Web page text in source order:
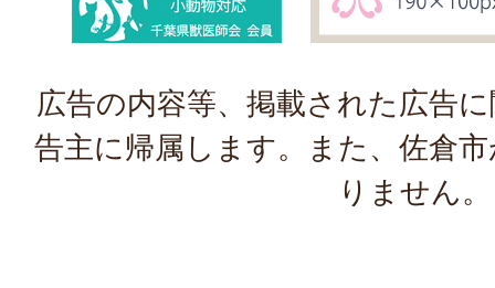
広告の内容等、掲載された広告
告主に帰属します。また、佐倉
りません。